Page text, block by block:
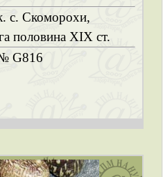
с. Скоморохи,
половина ХІХ ст.
G816